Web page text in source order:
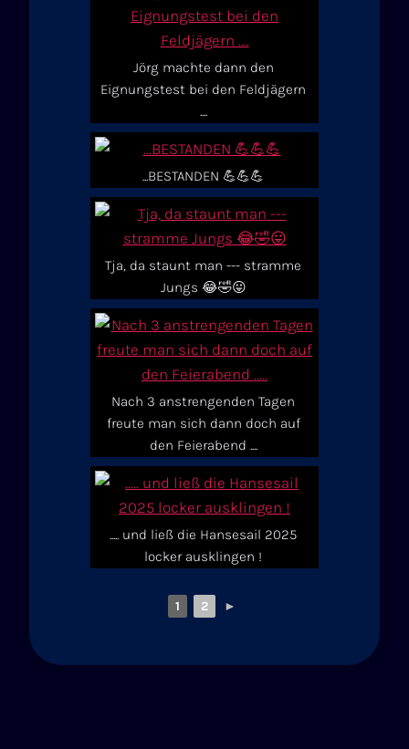
Jörg machte dann den
Eignungstest bei den Feldjägern
....
...BESTANDEN 💪💪💪
Tja, da staunt man --- stramme
Jungs 😂🤣😛
Nach 3 anstrengenden Tagen
freute man sich dann doch auf
den Feierabend ....
..... und ließ die Hansesail 2025
locker ausklingen !
1 2 ►